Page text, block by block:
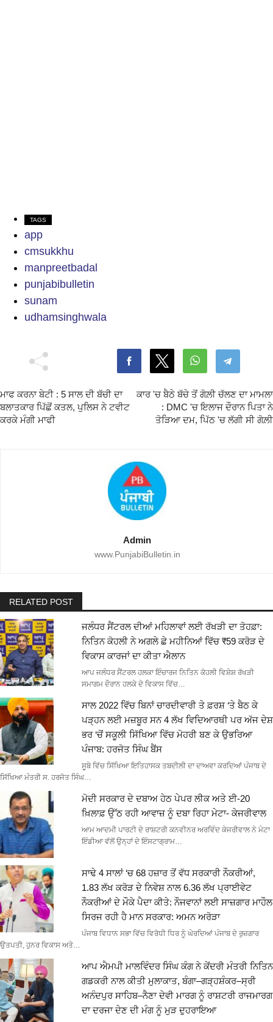
TAGS
app
cmsukkhu
manpreetbadal
punjabibulletin
sunam
udhamsinghwala
ਮਾਫ ਕਰਨਾ ਬੇਟੀ : 5 ਸਾਲ ਦੀ ਬੱਚੀ ਦਾ
ਬਲਾਤਕਾਰ ਪਿੱਛੋਂ ਕਤਲ, ਪੁਲਿਸ ਨੇ ਟਵੀਟ
ਕਰਕੇ ਮੰਗੀ ਮਾਫੀ
ਕਾਰ 'ਚ ਬੈਠੇ ਬੱਚੇ ਤੋਂ ਗੋਲ਼ੀ ਚੱਲਣ ਦਾ ਮਾਮਲਾ
: DMC 'ਚ ਇਲਾਜ ਦੌਰਾਨ ਪਿਤਾ ਨੇ
ਤੋੜਿਆ ਦਮ, ਪਿੱਠ 'ਚ ਲੱਗੀ ਸੀ ਗੋਲ਼ੀ
Admin
www.PunjabiBulletin.in
RELATED POST
ਜਲੰਧਰ ਸੈਂਟਰਲ ਦੀਆਂ ਮਹਿਲਾਵਾਂ ਲਈ ਰੱਖੜੀ ਦਾ ਤੋਹਫ਼ਾ:
ਨਿਤਿਨ ਕੋਹਲੀ ਨੇ ਅਗਲੇ ਛੇ ਮਹੀਨਿਆਂ ਵਿੱਚ ₹59 ਕਰੋੜ ਦੇ
ਵਿਕਾਸ ਕਾਰਜਾਂ ਦਾ ਕੀਤਾ ਐਲਾਨ
ਆਪ ਜਲੰਧਰ ਸੈਂਟਰਲ ਹਲਕਾ ਇੰਚਾਰਜ ਨਿਤਿਨ ਕੋਹਲੀ ਵਿਸ਼ੇਸ਼ ਰੱਖੜੀ
ਸਮਾਗਮ ਦੌਰਾਨ ਹਲਕੇ ਦੇ ਵਿਕਾਸ ਵਿੱਚ…
ਸਾਲ 2022 ਵਿੱਚ ਬਿਨਾਂ ਚਾਰਦੀਵਾਰੀ ਤੇ ਫ਼ਰਸ਼ ‘ਤੇ ਬੈਠ ਕੇ
ਪੜ੍ਹਨ ਲਈ ਮਜ਼ਬੂਰ ਸਨ 4 ਲੱਖ ਵਿਦਿਆਰਥੀ ਪਰ ਅੱਜ ਦੇਸ਼
ਭਰ ‘ਚੋਂ ਸਕੂਲੀ ਸਿੱਖਿਆ ਵਿੱਚ ਮੋਹਰੀ ਬਣ ਕੇ ਉਭਰਿਆ
ਪੰਜਾਬ: ਹਰਜੋਤ ਸਿੰਘ ਬੈਂਸ
ਸੂਬੇ ਵਿੱਚ ਸਿੱਖਿਆ ਇਤਿਹਾਸਕ ਤਬਦੀਲੀ ਦਾ ਦਾਅਵਾ ਕਰਦਿਆਂ ਪੰਜਾਬ ਦੇ
ਸਿੱਖਿਆ ਮੰਤਰੀ ਸ. ਹਰਜੋਤ ਸਿੰਘ…
ਮੋਦੀ ਸਰਕਾਰ ਦੇ ਦਬਾਅ ਹੇਠ ਪੇਪਰ ਲੀਕ ਅਤੇ ਈ-20
ਖ਼ਿਲਾਫ਼ ਉੱਠ ਰਹੀ ਆਵਾਜ਼ ਨੂੰ ਦਬਾ ਰਿਹਾ ਮੇਟਾ- ਕੇਜਰੀਵਾਲ
ਆਮ ਆਦਮੀ ਪਾਰਟੀ ਦੇ ਰਾਸ਼ਟਰੀ ਕਨਵੀਨਰ ਅਰਵਿੰਦ ਕੇਜਰੀਵਾਲ ਨੇ ਮੇਟਾ
ਇੰਡੀਆ ਵੱਲੋਂ ਉਨ੍ਹਾਂ ਦੇ ਇੰਸਟਾਗ੍ਰਾਮ…
ਸਾਢੇ 4 ਸਾਲਾਂ ‘ਚ 68 ਹਜ਼ਾਰ ਤੋਂ ਵੱਧ ਸਰਕਾਰੀ ਨੌਕਰੀਆਂ,
1.83 ਲੱਖ ਕਰੋੜ ਦੇ ਨਿਵੇਸ਼ ਨਾਲ 6.36 ਲੱਖ ਪ੍ਰਾਈਵੇਟ
ਨੌਕਰੀਆਂ ਦੇ ਮੌਕੇ ਪੈਦਾ ਕੀਤੇ: ਨੌਜਵਾਨਾਂ ਲਈ ਸਾਜ਼ਗਾਰ ਮਾਹੌਲ
ਸਿਰਜ ਰਹੀ ਹੈ ਮਾਨ ਸਰਕਾਰ: ਅਮਨ ਅਰੋੜਾ
ਪੰਜਾਬ ਵਿਧਾਨ ਸਭਾ ਵਿੱਚ ਵਿਰੋਧੀ ਧਿਰ ਨੂੰ ਘੇਰਦਿਆਂ ਪੰਜਾਬ ਦੇ ਰੁਜ਼ਗਾਰ
ਉਤਪਤੀ, ਹੁਨਰ ਵਿਕਾਸ ਅਤੇ…
ਆਪ ਐਮਪੀ ਮਾਲਵਿੰਦਰ ਸਿੰਘ ਕੰਗ ਨੇ ਕੇਂਦਰੀ ਮੰਤਰੀ ਨਿਤਿਨ
ਗਡਕਰੀ ਨਾਲ ਕੀਤੀ ਮੁਲਾਕਾਤ, ਬੰਗਾ–ਗੜ੍ਹਸ਼ੰਕਰ–ਸ੍ਰੀ
ਅਨੰਦਪੁਰ ਸਾਹਿਬ–ਨੈਣਾ ਦੇਵੀ ਮਾਰਗ ਨੂੰ ਰਾਸ਼ਟਰੀ ਰਾਜਮਾਰਗ
ਦਾ ਦਰਜਾ ਦੇਣ ਦੀ ਮੰਗ ਨੂੰ ਮੁੜ ਦੁਹਰਾਇਆ